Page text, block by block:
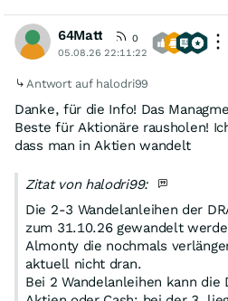
64Matt
0
05.08.26 22:11:22
Antwort auf halodri99
Danke, für die Info! Das
Beste für Aktionäre rausholen!
dass man in Aktien wandelt
Zitat von halodri99:
Die 2-3 Wandelanleihen der
zum 31.10.26 gewandelt
Almonty die nochmals
aktuell nicht dran.
Bei 2 Wandelanleihen kann die